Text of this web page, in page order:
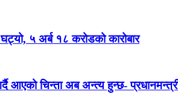
५ अर्ब १८ करोडको कारोबार
आएको चिन्ता अब अन्त्य हुन्छ-